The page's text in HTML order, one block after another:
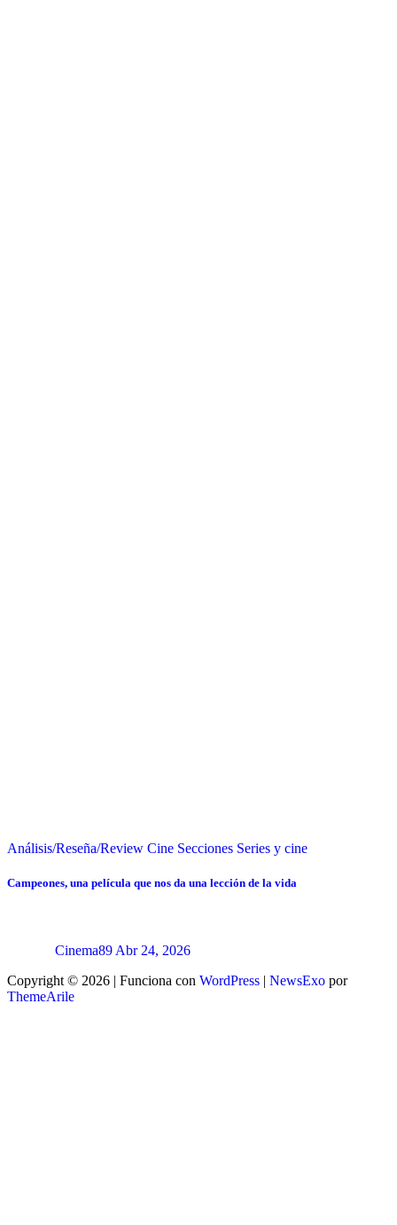
Análisis/Reseña/Review Cine Secciones Series y cine
Campeones, una película que nos da una lección de la vida
Cinema89 Abr 24, 2026
Copyright © 2026 | Funciona con WordPress | NewsExo por
ThemeArile